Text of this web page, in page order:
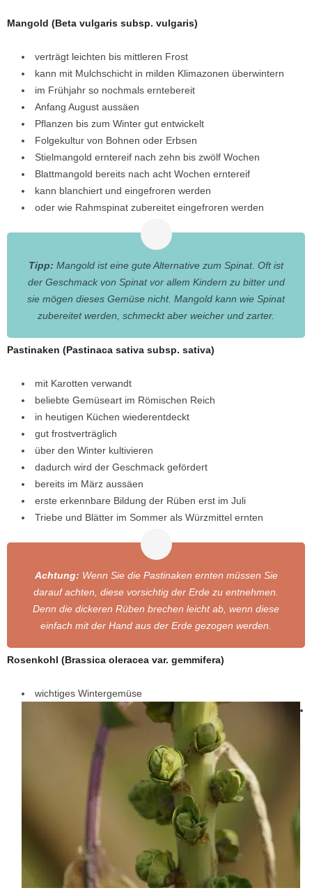
Mangold (Beta vulgaris subsp. vulgaris)
verträgt leichten bis mittleren Frost
kann mit Mulchschicht in milden Klimazonen überwintern
im Frühjahr so nochmals erntebereit
Anfang August aussäen
Pflanzen bis zum Winter gut entwickelt
Folgekultur von Bohnen oder Erbsen
Stielmangold erntereif nach zehn bis zwölf Wochen
Blattmangold bereits nach acht Wochen erntereif
kann blanchiert und eingefroren werden
oder wie Rahmspinat zubereitet eingefroren werden
Tipp: Mangold ist eine gute Alternative zum Spinat. Oft ist
der Geschmack von Spinat vor allem Kindern zu bitter und
sie mögen dieses Gemüse nicht. Mangold kann wie Spinat
zubereitet werden, schmeckt aber weicher und zarter.
Pastinaken (Pastinaca sativa subsp. sativa)
mit Karotten verwandt
beliebte Gemüseart im Römischen Reich
in heutigen Küchen wiederentdeckt
gut frostverträglich
über den Winter kultivieren
dadurch wird der Geschmack gefördert
bereits im März aussäen
erste erkennbare Bildung der Rüben erst im Juli
Triebe und Blätter im Sommer als Würzmittel ernten
Achtung: Wenn Sie die Pastinaken ernten müssen Sie
darauf achten, diese vorsichtig der Erde zu entnehmen.
Denn die dickeren Rüben brechen leicht ab, wenn diese
einfach mit der Hand aus der Erde gezogen werden.
Rosenkohl (Brassica oleracea var. gemmifera)
wichtiges Wintergemüse